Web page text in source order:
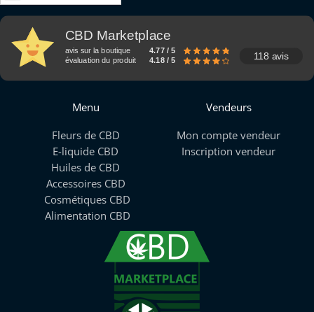
CBD Marketplace
avis sur la boutique
4.77 / 5
évaluation du produit
4.18 / 5 118 avis
Menu
Fleurs de CBD
E-liquide CBD
Huiles de CBD
Accessoires CBD
Cosmétiques CBD
Alimentation CBD
Vendeurs
Mon compte vendeur
Inscription vendeur